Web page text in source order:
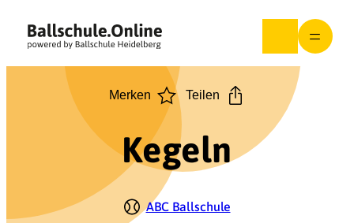
Inhalt
springen
Merken Teilen
Kegeln
ABC Ballschule